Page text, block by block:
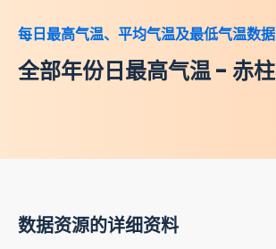
每日最高气温、平均气温及最低气温数据
全部年份日最高气温 - 赤柱
数据资源的详细资料